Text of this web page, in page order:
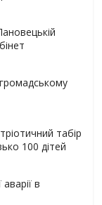
табір
100 дітей
в